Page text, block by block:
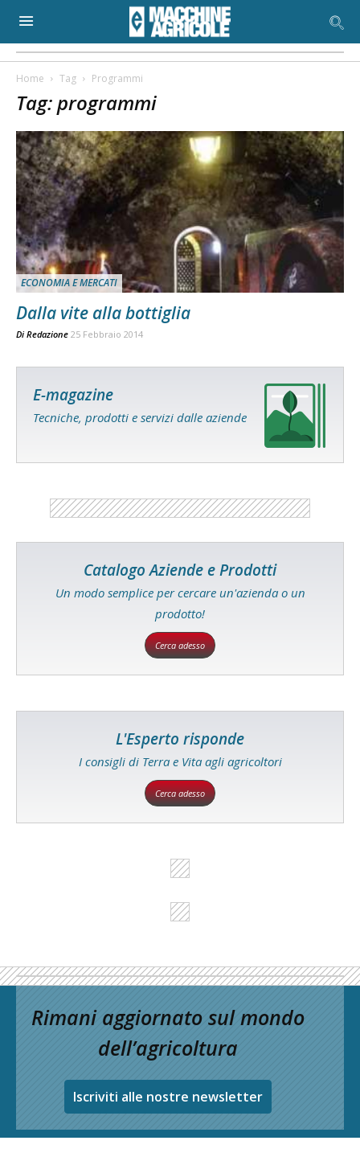
Home Tag Programmi
Tag: programmi
ECONOMIA E MERCATI
Dalla vite alla bottiglia
Di Redazione 25 Febbraio 2014
E-magazine
Tecniche, prodotti e servizi dalle aziende
Catalogo Aziende e Prodotti
Un modo semplice per cercare un'azienda o un
prodotto!
Cerca adesso
L'Esperto risponde
I consigli di Terra e Vita agli agricoltori
Cerca adesso
Rimani aggiornato sul mondo
dell’agricoltura
Iscriviti alle nostre newsletter